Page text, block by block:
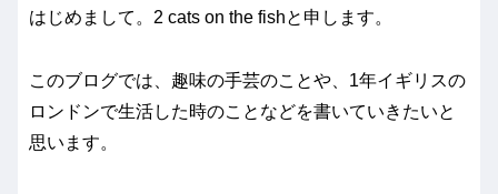
はじめまして。2 cats on the fishと申します。
このブログでは、趣味の手芸のことや、1年イギリスの
ロンドンで生活した時のことなどを書いていきたいと
思います。